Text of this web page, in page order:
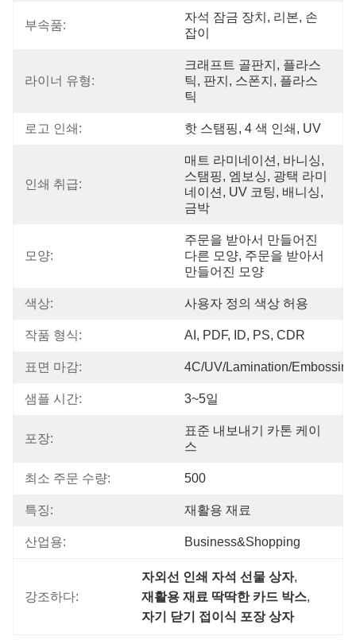
부속품:
자석 잠금 장치, 리본, 손
잡이
라이너 유형:
크래프트 골판지, 플라스
틱, 판지, 스폰지, 플라스
틱
로고 인쇄: 핫 스탬핑, 4 색 인쇄, UV
인쇄 취급:
매트 라미네이션, 바니싱,
스탬핑, 엠보싱, 광택 라미
네이션, UV 코팅, 배니싱,
금박
모양:
주문을 받아서 만들어진
다른 모양, 주문을 받아서
만들어진 모양
색상: 사용자 정의 색상 허용
작품 형식: AI, PDF, ID, PS, CDR
표면 마감: 4C/UV/Lamination/
샘플 시간: 3~5일
포장:
표준 내보내기 카톤 케이
스
최소 주문 수량: 500
특징: 재활용 재료
산업용: Business&Shopping
강조하다:
자외선 인쇄 자석 선물 상자,
재활용 재료 딱딱한 카드 박스,
자기 닫기 접이식 포장 상자